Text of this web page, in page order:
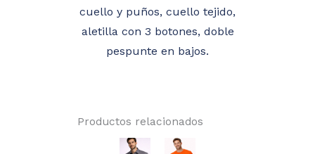
cuello y puños, cuello tejido,
aletilla con 3 botones, doble
pespunte en bajos.
Productos relacionados